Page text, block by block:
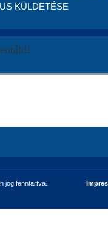
KÜLDETÉSE
jog fenntartva.